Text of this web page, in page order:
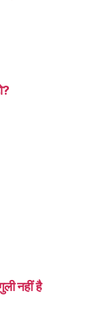
नहीं है